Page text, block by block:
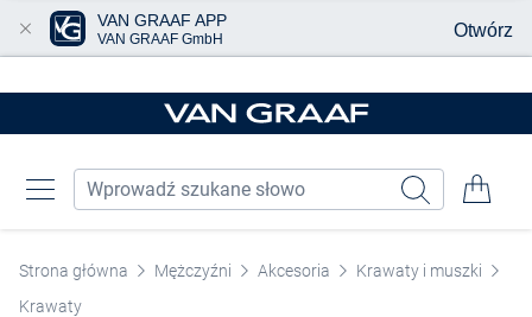
Strona główna Mężczyźni Akcesoria
Krawaty i muszki
Krawaty
VAN GRAAF APP
VAN GRAAF GmbH Otwórz